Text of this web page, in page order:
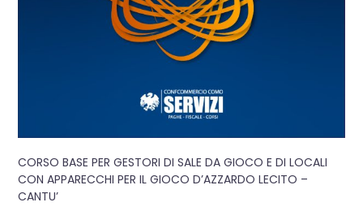
CORSO BASE PER GESTORI DI SALE DA GIOCO E DI LOCALI
CON APPARECCHI PER IL GIOCO D’AZZARDO LECITO –
CANTU’